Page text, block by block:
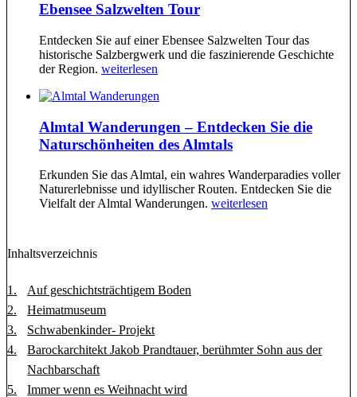
Ebensee Salzwelten Tour
Entdecken Sie auf einer Ebensee Salzwelten Tour das
historische Salzbergwerk und die faszinierende Geschichte
der Region. weiterlesen
Almtal Wanderungen – Entdecken Sie die
Naturschönheiten des Almtals
Erkunden Sie das Almtal, ein wahres Wanderparadies voller
Naturerlebnisse und idyllischer Routen. Entdecken Sie die
Vielfalt der Almtal Wanderungen. weiterlesen
Inhaltsverzeichnis
Auf geschichtsträchtigem Boden
Heimatmuseum
Schwabenkinder- Projekt
Barockarchitekt Jakob Prandtauer, berühmter Sohn aus der
Nachbarschaft
Immer wenn es Weihnacht wird